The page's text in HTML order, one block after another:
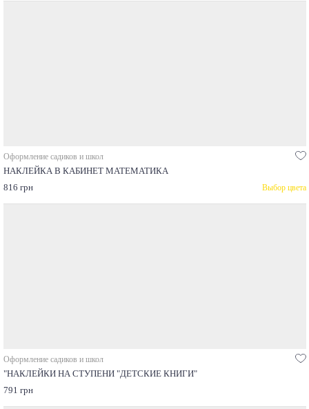
Оформление садиков и школ
НАКЛЕЙКА В КАБИНЕТ МАТЕМАТИКА
816 грн
Выбор цвета
Оформление садиков и школ
"НАКЛЕЙКИ НА СТУПЕНИ "ДЕТСКИЕ КНИГИ"
791 грн